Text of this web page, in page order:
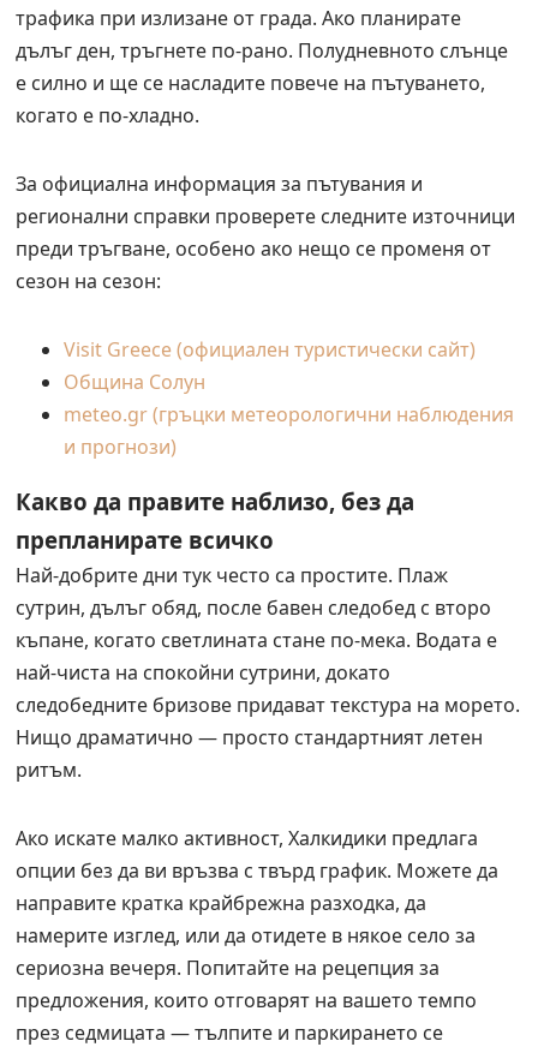
трафика при излизане от града. Ако планирате
дълъг ден, тръгнете по-рано. Полудневното слънце
е силно и ще се насладите повече на пътуването,
когато е по-хладно.
За официална информация за пътувания и
регионални справки проверете следните източници
преди тръгване, особено ако нещо се променя от
сезон на сезон:
Visit Greece (официален туристически сайт)
Община Солун
meteo.gr (гръцки метеорологични наблюдения
и прогнози)
Какво да правите наблизо, без да
препланирате всичко
Най-добрите дни тук често са простите. Плаж
сутрин, дълъг обяд, после бавен следобед с второ
къпане, когато светлината стане по-мека. Водата е
най-чиста на спокойни сутрини, докато
следобедните бризове придават текстура на морето.
Нищо драматично — просто стандартният летен
ритъм.
Ако искате малко активност, Халкидики предлага
опции без да ви връзва с твърд график. Можете да
направите кратка крайбрежна разходка, да
намерите изглед, или да отидете в някое село за
сериозна вечеря. Попитайте на рецепция за
предложения, които отговарят на вашето темпо
през седмицата — тълпите и паркирането се